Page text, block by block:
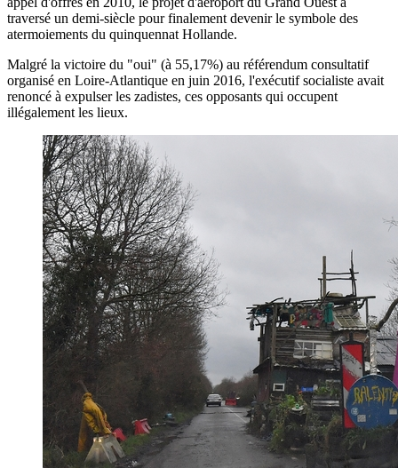
traversé un demi-siècle pour finalement devenir le symbole des
atermoiements du quinquennat Hollande.
Malgré la victoire du "oui" (à 55,17%) au référendum consultatif
organisé en Loire-Atlantique en juin 2016, l'exécutif socialiste avait
renoncé à expulser les zadistes, ces opposants qui occupent
illégalement les lieux.